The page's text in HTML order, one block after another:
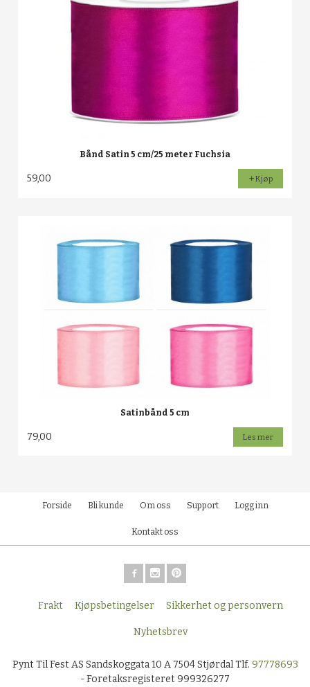
Bånd Satin 5 cm/25 meter Fuchsia
59,00 Kjøp
Satinbånd 5 cm
79,00 Les mer
Forside Bli kunde Om oss Support Logg inn
Kontakt oss
Frakt Kjøpsbetingelser Sikkerhet og personvern
Nyhetsbrev
Pynt Til Fest AS Sandskoggata 10 A 7504 Stjørdal Tlf. 97778693
- Foretaksregisteret 999326277